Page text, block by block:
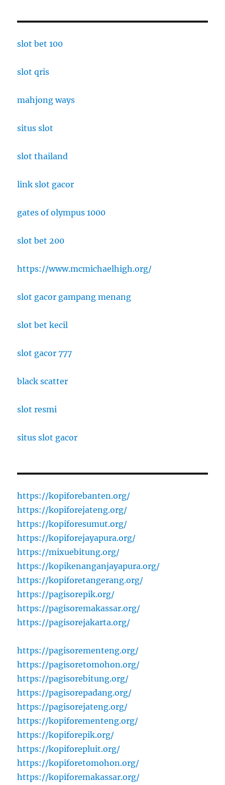
slot bet 100
slot qris
mahjong ways
situs slot
slot thailand
link slot gacor
gates of olympus 1000
slot bet 200
https://www.mcmichaelhigh.org/
slot gacor gampang menang
slot bet kecil
slot gacor 777
black scatter
slot resmi
situs slot gacor
https://kopiforebanten.org/
https://kopiforejateng.org/
https://kopiforesumut.org/
https://kopiforejayapura.org/
https://mixuebitung.org/
https://kopikenanganjayapura.org/
https://kopiforetangerang.org/
https://pagisorepik.org/
https://pagisoremakassar.org/
https://pagisorejakarta.org/
https://pagisorementeng.org/
https://pagisoretomohon.org/
https://pagisorebitung.org/
https://pagisorepadang.org/
https://pagisorejateng.org/
https://kopiforementeng.org/
https://kopiforepik.org/
https://kopiforepluit.org/
https://kopiforetomohon.org/
https://kopiforemakassar.org/